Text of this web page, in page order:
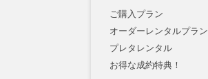
ご購入プラン
オーダーレンタルプラン
プレタレンタル
お得な成約特典！